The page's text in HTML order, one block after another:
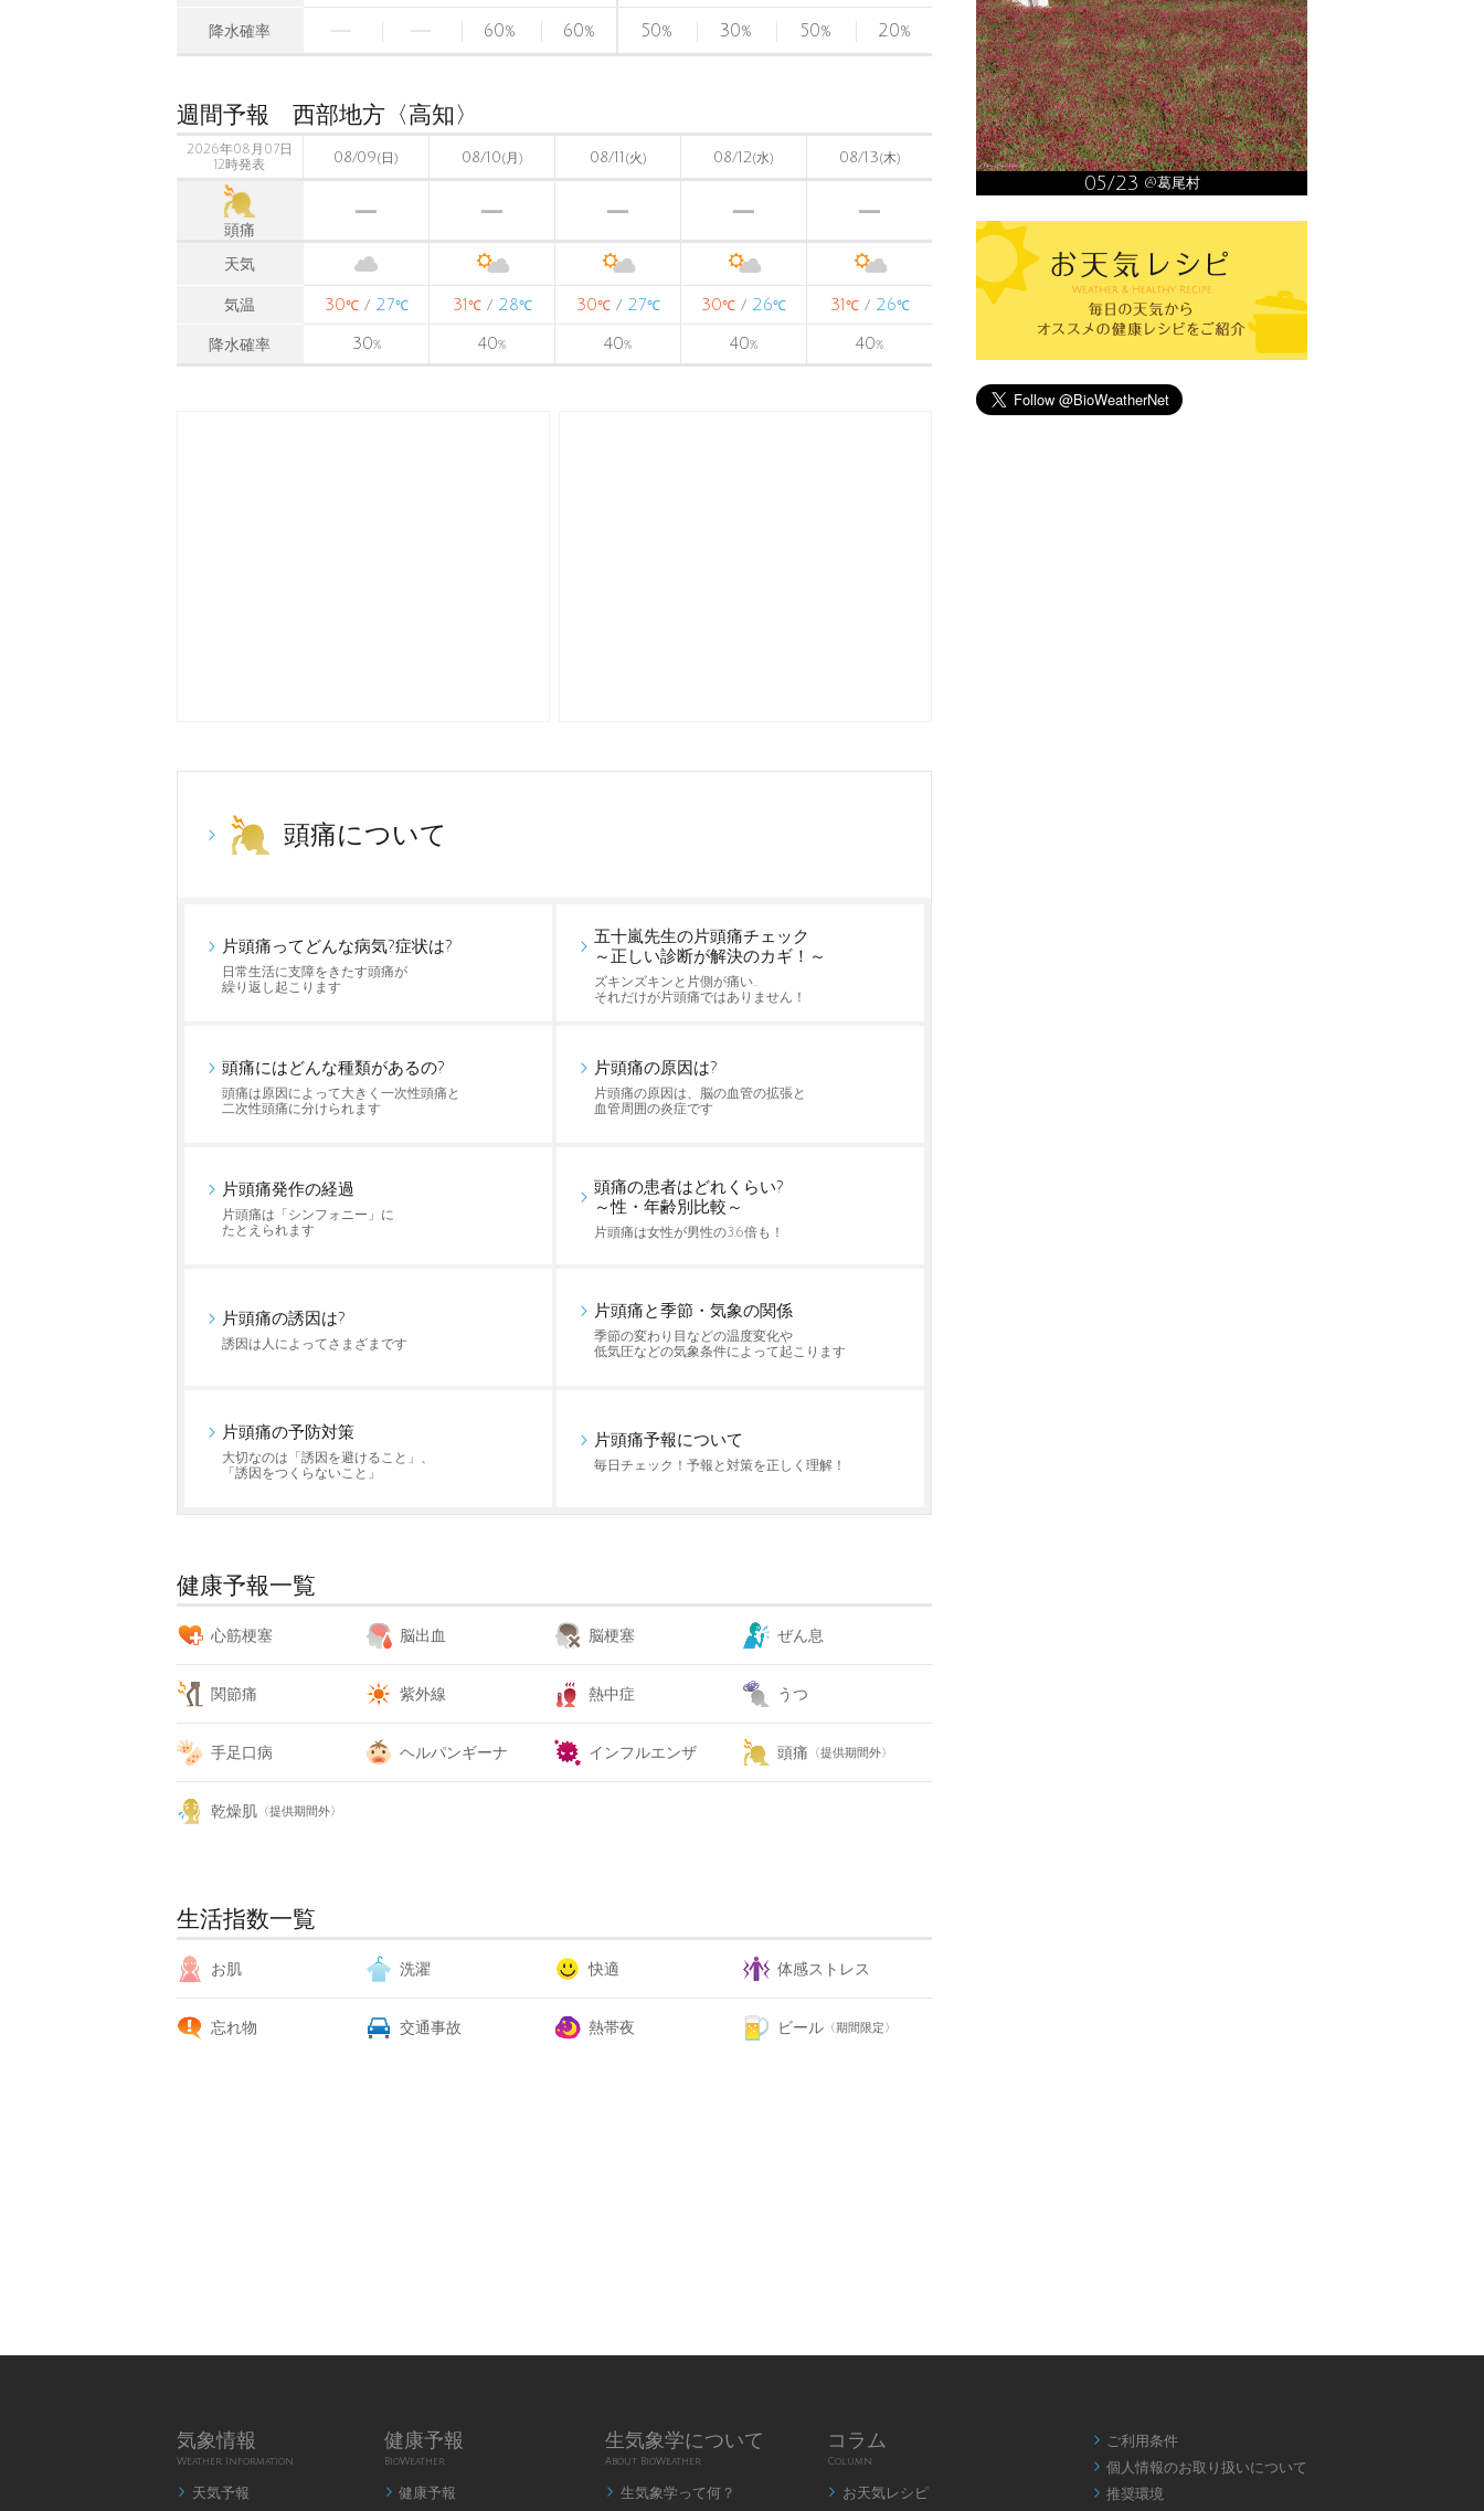
降水確率 60% 60% 50% 30% 50% 20%
週間予報 西部地方〈高知〉
2026年08月07日
12時発表
08/09(日) 08/10(月) 08/11 (火) 08/12(水) 08/13(木)
頭痛
天気
気温 30℃/ 27℃ 31 ℃/ 28℃ 30℃/ 27℃ 30℃ / 26℃ 31 ℃/ 26℃
降水確率 30% 40% 40% 40% 40%
頭痛について
片頭痛ってどんな病気?症状は?
日常生活に支障をきたす頭痛が
繰り返し起こります
五十嵐先生の片頭痛チェック
～正しい診断が解決のカギ！～
ズキンズキンと片側が痛い…
それだけが片頭痛ではありません！
頭痛にはどんな種類があるの?
頭痛は原因によって大きく一次性頭痛と
二次性頭痛に分けられます
片頭痛の原因は?
片頭痛の原因は、脳の血管の拡張と
血管周囲の炎症です
片頭痛発作の経過
片頭痛は「シンフォニー」に
たとえられます
頭痛の患者はどれくらい?
～性・年齢別比較～
片頭痛は女性が男性の3.6倍も！
片頭痛の誘因は?
誘因は人によってさまざまです
片頭痛と季節・気象の関係
季節の変わり目などの温度変化や
低気圧などの気象条件によって起こります
片頭痛の予防対策
大切なのは「誘因を避けること」、
「誘因をつくらないこと」
片頭痛予報について
毎日チェック！予報と対策を正しく理解！
健康予報一覧
心筋梗塞 脳出血 脳梗塞 ぜん息
関節痛 紫外線 熱中症 うつ
手足口病 ヘルパンギーナ インフルエンザ 頭痛 〈提供期間外〉
乾燥肌 〈提供期間外〉
生活指数一覧
お肌 洗濯 快適 体感ストレス
忘れ物 交通事故 熱帯夜 ビール 〈期間限定〉
05/23 @葛尾村
気象情報
Weather Information
 天気予報
健康予報
BioWeather
 健康予報
生気象学について
About BioWeather
 生気象学って何？
コラム
Column
 お天気レシピ
 ご利用条件
 個人情報のお取り扱いについて
 推奨環境